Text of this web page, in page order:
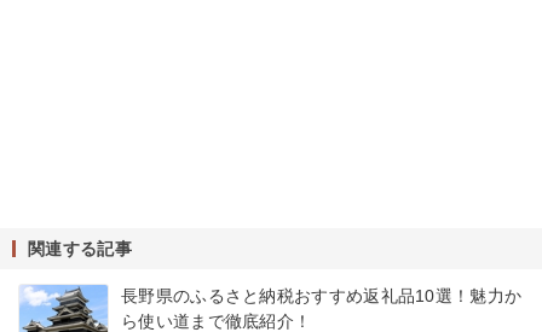
関連する記事
長野県のふるさと納税おすすめ返礼品10選！魅力か
ら使い道まで徹底紹介！